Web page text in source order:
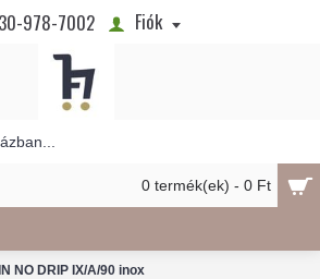
978-7002 Fiók
0 termék(ek) - 0 Ft
NO DRIP IX/A/90 inox